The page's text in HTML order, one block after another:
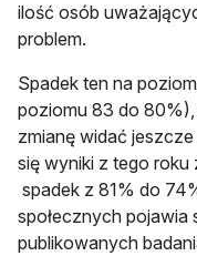
ilość osób
problem.
Spadek ten na
poziomu 83 do
zmianę widać
się wyniki z tego roku
spadek z 81% do
społecznych pojawia
publikowanych